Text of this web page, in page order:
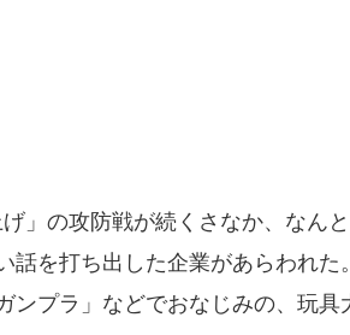
」の攻防戦が続くさなか、なん
話を打ち出した企業があらわれ
ンプラ」などでおなじみの、玩